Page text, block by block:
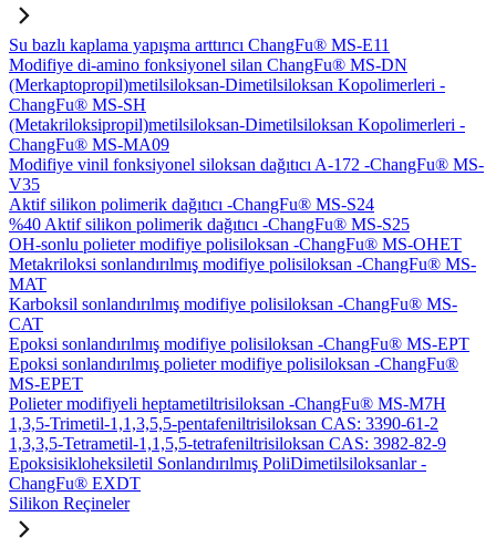
Su bazlı kaplama yapışma arttırıcı ChangFu® MS-E11
Modifiye di-amino fonksiyonel silan ChangFu® MS-DN
(Merkaptopropil)metilsiloksan-Dimetilsiloksan Kopolimerleri -
ChangFu® MS-SH
(Metakriloksipropil)metilsiloksan-Dimetilsiloksan Kopolimerleri -
ChangFu® MS-MA09
Modifiye vinil fonksiyonel siloksan dağıtıcı A-172 -ChangFu® MS-
V35
Aktif silikon polimerik dağıtıcı -ChangFu® MS-S24
%40 Aktif silikon polimerik dağıtıcı -ChangFu® MS-S25
OH-sonlu polieter modifiye polisiloksan -ChangFu® MS-OHET
Metakriloksi sonlandırılmış modifiye polisiloksan -ChangFu® MS-
MAT
Karboksil sonlandırılmış modifiye polisiloksan -ChangFu® MS-
CAT
Epoksi sonlandırılmış modifiye polisiloksan -ChangFu® MS-EPT
Epoksi sonlandırılmış polieter modifiye polisiloksan -ChangFu®
MS-EPET
Polieter modifiyeli heptametiltrisiloksan -ChangFu® MS-M7H
1,3,5-Trimetil-1,1,3,5,5-pentafeniltrisiloksan CAS: 3390-61-2
1,3,3,5-Tetrametil-1,1,5,5-tetrafeniltrisiloksan CAS: 3982-82-9
Epoksisikloheksiletil Sonlandırılmış PoliDimetilsiloksanlar -
ChangFu® EXDT
Silikon Reçineler